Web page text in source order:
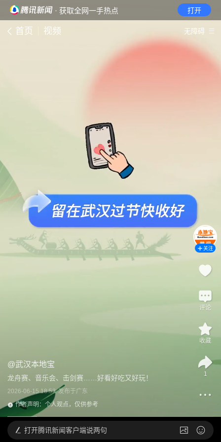
· 获取全网一手热点 打开
首页 视频 无障碍
@武汉本地宝
龙舟赛、音乐会、击剑赛……好看好吃又好玩！
2026-06-15 18:53 发布于广东
作者声明：个人观点，仅供参考
关注
评论
收藏
1
打开腾讯新闻客户端说两句